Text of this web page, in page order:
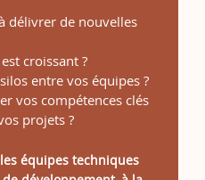
délivrer de nouvelles
croissant ?
entre vos équipes ?
vos compétences clés
projets ?
équipes techniques